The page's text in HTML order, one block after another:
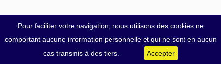
Pour faciliter votre navigation, nous utilisons des cookies ne
comportant aucune information personnelle et qui ne sont en aucun
cas transmis à des tiers.
Accepter